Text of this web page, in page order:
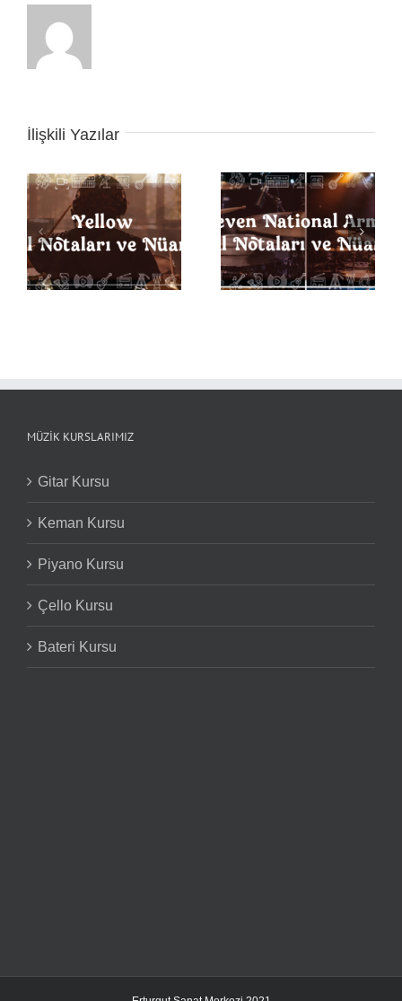
İlişkili Yazılar
Seven Nation Army
Davul Notaları ve
Nüansları
Back in Black Davul
Notaları ve Nüansları
MÜZIK KURSLARIMIZ
Gitar Kursu
Keman Kursu
Piyano Kursu
Çello Kursu
Bateri Kursu